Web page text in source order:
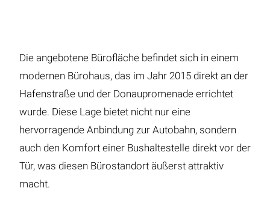
Die angebotene Bürofläche befindet sich in einem
modernen Bürohaus, das im Jahr 2015 direkt an der
Hafenstraße und der Donaupromenade errichtet
wurde. Diese Lage bietet nicht nur eine
hervorragende Anbindung zur Autobahn, sondern
auch den Komfort einer Bushaltestelle direkt vor der
Tür, was diesen Bürostandort äußerst attraktiv
macht.